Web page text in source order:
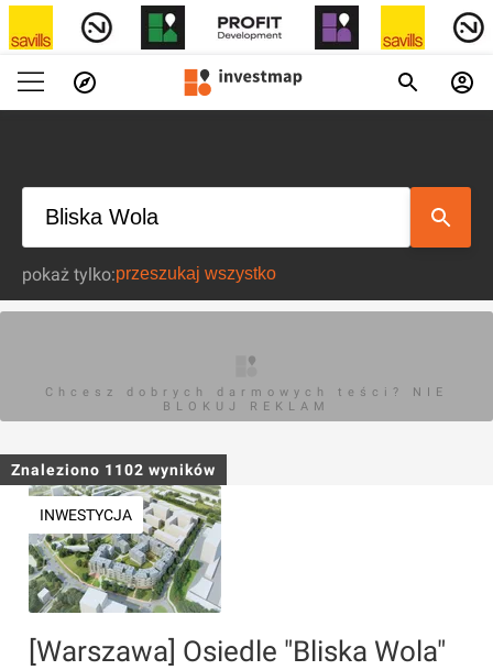
pokaż tylko:
Chcesz dobrych darmowych teści? NIE
BLOKUJ REKLAM
Znaleziono 1102 wyników
INWESTYCJA
[Warszawa] Osiedle "Bliska Wola"